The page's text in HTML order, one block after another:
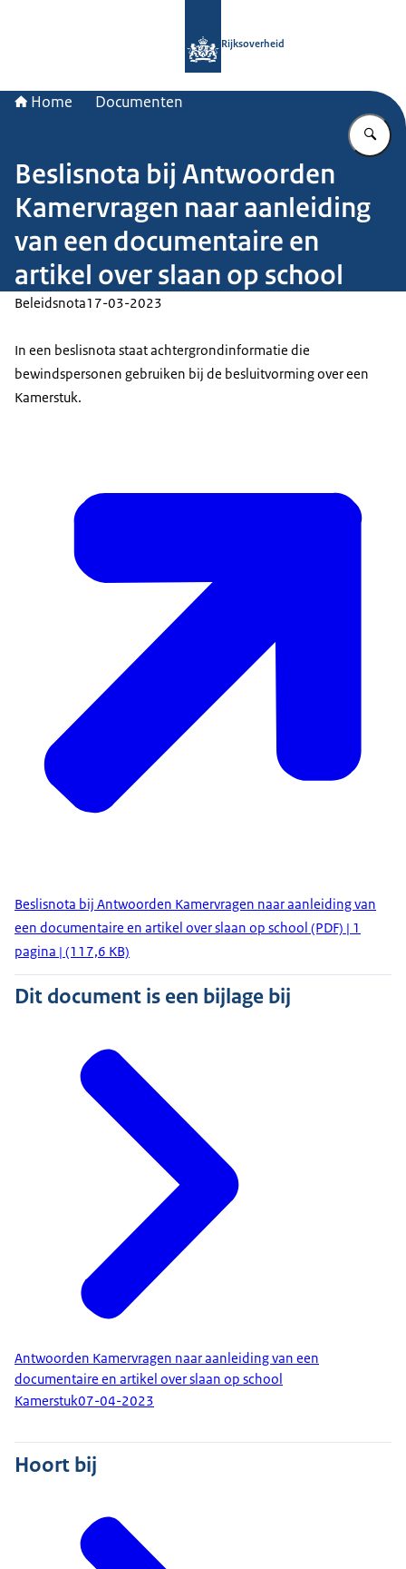
Rijksoverheid
Home Documenten
Beslisnota bij Antwoorden
Kamervragen naar aanleiding
van een documentaire en
artikel over slaan op school
Beleidsnota17-03-2023
In een beslisnota staat achtergrondinformatie die
bewindspersonen gebruiken bij de besluitvorming over een
Kamerstuk.
Beslisnota bij Antwoorden Kamervragen naar aanleiding van
een documentaire en artikel over slaan op school (PDF) | 1
pagina | (117,6 KB)
Dit document is een bijlage bij
Antwoorden Kamervragen naar aanleiding van een
documentaire en artikel over slaan op school
Kamerstuk07-04-2023
Hoort bij